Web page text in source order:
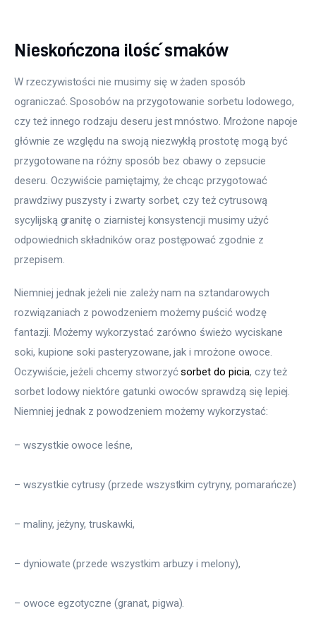
Nieskończona ilość smaków
W rzeczywistości nie musimy się w żaden sposób
ograniczać. Sposobów na przygotowanie sorbetu lodowego,
czy też innego rodzaju deseru jest mnóstwo. Mrożone napoje
głównie ze względu na swoją niezwykłą prostotę mogą być
przygotowane na różny sposób bez obawy o zepsucie
deseru. Oczywiście pamiętajmy, że chcąc przygotować
prawdziwy puszysty i zwarty sorbet, czy też cytrusową
sycylijską granitę o ziarnistej konsystencji musimy użyć
odpowiednich składników oraz postępować zgodnie z
przepisem.
Niemniej jednak jeżeli nie zależy nam na sztandarowych
rozwiązaniach z powodzeniem możemy puścić wodzę
fantazji. Możemy wykorzystać zarówno świeżo wyciskane
soki, kupione soki pasteryzowane, jak i mrożone owoce.
Oczywiście, jeżeli chcemy stworzyć sorbet do picia, czy też
sorbet lodowy niektóre gatunki owoców sprawdzą się lepiej.
Niemniej jednak z powodzeniem możemy wykorzystać:
– wszystkie owoce leśne,
– wszystkie cytrusy (przede wszystkim cytryny, pomarańcze)
– maliny, jeżyny, truskawki,
– dyniowate (przede wszystkim arbuzy i melony),
– owoce egzotyczne (granat, pigwa).